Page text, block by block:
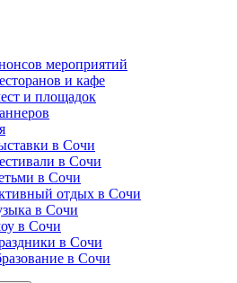
мероприятий
и кафе
и площадок
в Сочи
в Сочи
в Сочи
отдых в Сочи
в Сочи
в Сочи
в Сочи
в Сочи